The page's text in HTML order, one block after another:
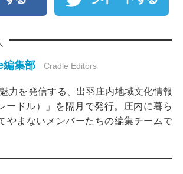
編集部 Cradle Editors
力を発信する、出羽庄内地域文化情報
ードル）」を隔月で発行。庄内に暮ら
やまないメンバーたちの編集チームで